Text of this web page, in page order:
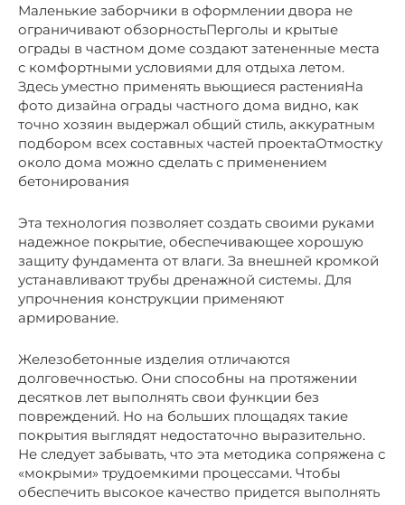
Маленькие заборчики в оформлении двора не
ограничивают обзорностьПерголы и крытые
ограды в частном доме создают затененные места
с комфортными условиями для отдыха летом.
Здесь уместно применять вьющиеся растенияНа
фото дизайна ограды частного дома видно, как
точно хозяин выдержал общий стиль, аккуратным
подбором всех составных частей проектаОтмостку
около дома можно сделать с применением
бетонирования
Эта технология позволяет создать своими руками
надежное покрытие, обеспечивающее хорошую
защиту фундамента от влаги. За внешней кромкой
устанавливают трубы дренажной системы. Для
упрочнения конструкции применяют
армирование.
Железобетонные изделия отличаются
долговечностью. Они способны на протяжении
десятков лет выполнять свои функции без
повреждений. Но на больших площадях такие
покрытия выглядят недостаточно выразительно.
Не следует забывать, что эта методика сопряжена с
«мокрыми» трудоемкими процессами. Чтобы
обеспечить высокое качество придется выполнять